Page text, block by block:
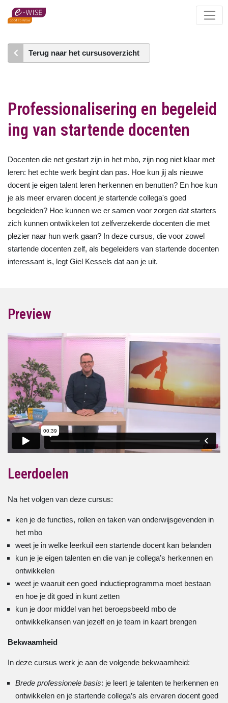
Skip
content
Terug naar het cursusoverzicht
Professionalisering en begeleid
ing van startende docenten
Docenten die net gestart zijn in het mbo, zijn nog niet klaar met
leren: het echte werk begint dan pas. Hoe kun jij als nieuwe
docent je eigen talent leren herkennen en benutten? En hoe kun
je als meer ervaren docent je startende collega's goed
begeleiden? Hoe kunnen we er samen voor zorgen dat starters
zich kunnen ontwikkelen tot zelfverzekerde docenten die met
plezier naar hun werk gaan? In deze cursus, die voor zowel
startende docenten zelf, als begeleiders van startende docenten
interessant is, legt Giel Kessels dat aan je uit.
Preview
Leerdoelen
Na het volgen van deze cursus:
ken je de functies, rollen en taken van onderwijsgevenden in
het mbo
weet je in welke leerkuil een startende docent kan belanden
kun je je eigen talenten en die van je collega’s herkennen en
ontwikkelen
weet je waaruit een goed inductieprogramma moet bestaan
en hoe je dit goed in kunt zetten
kun je door middel van het beroepsbeeld mbo de
ontwikkelkansen van jezelf en je team in kaart brengen
Bekwaamheid
In deze cursus werk je aan de volgende bekwaamheid:
Brede professionele basis: je leert je talenten te herkennen en
ontwikkelen en je startende collega’s als ervaren docent goed